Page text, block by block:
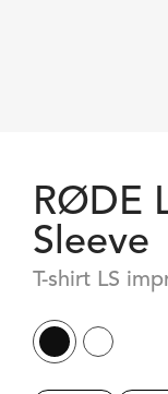
RØDE
Sleeve
T-shirt LS